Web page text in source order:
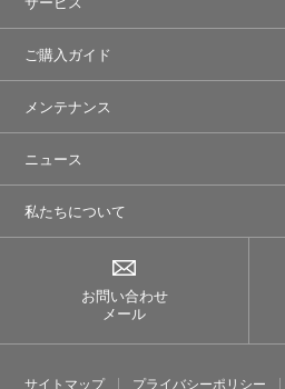
ご購入ガイド
メンテナンス
ニュース
私たちについて
お問い合わせ
メール
サイトマップ プライバシーポリシー